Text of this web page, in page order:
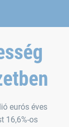
eurós éves
16,6%-os